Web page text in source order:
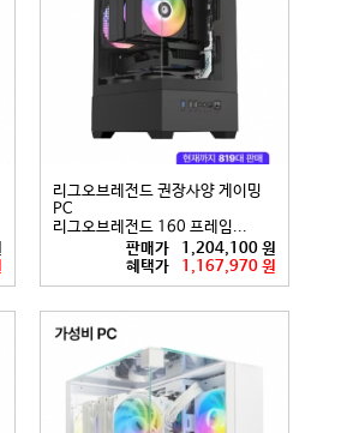
리그오브레전드 권장사양 게이밍
PC
리그오브레전드 160 프레임...
판매가
1,204,100 원
혜택가
1,167,970 원